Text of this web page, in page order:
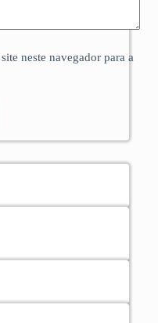
neste navegador para a